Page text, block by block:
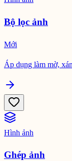
Bộ lọc ảnh
Mới
Áp dụng làm mờ,
Hình ảnh
Ghép ảnh